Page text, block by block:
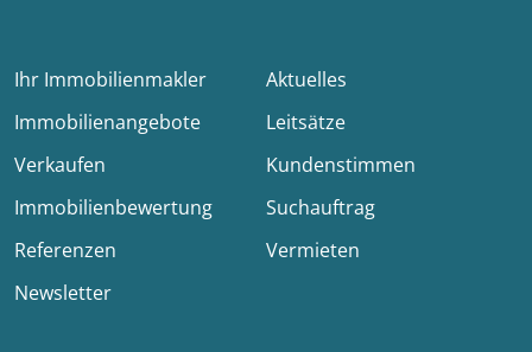
Ihr Immobilienmakler
Aktuelles
Immobilienangebote
Leitsätze
Verkaufen
Kundenstimmen
Immobilienbewertung
Suchauftrag
Referenzen
Vermieten
Newsletter